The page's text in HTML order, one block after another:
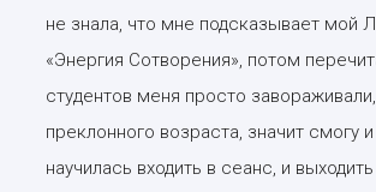
не знала, что мне подсказывает мой
«Энергия Сотворения», потом
студентов меня просто
преклонного возраста, значит смогу
научилась входить в сеанс, и